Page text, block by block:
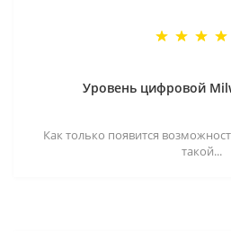
Уровень цифровой
Как только появится
такой...